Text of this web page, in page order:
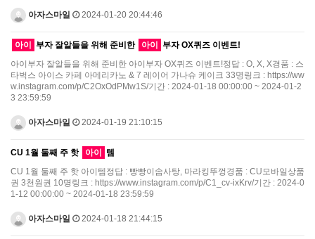
아자스마일 2024-01-20 20:44:46
아이 부자 잘알들을 위해 준비한 아이 부자 OX퀴즈 이벤트!
아이부자 잘알들을 위해 준비한 아이부자 OX퀴즈 이벤트!정답 : O, X, X경품 : 스
타벅스 아이스 카페 아메리카노 & 7 레이어 가나슈 케이크 33명링크 : https://ww
w.instagram.com/p/C2OxOdPMw1S/기간 : 2024-01-18 00:00:00 ~ 2024-01-2
3 23:59:59
아자스마일 2024-01-19 21:10:15
CU 1월 둘째 주 핫 아이 템
CU 1월 둘째 주 핫 아이템정답 : 빵빵이솜사탕, 마라킹뚜껑경품 : CU모바일상품
권 3천원권 10명링크 : https://www.instagram.com/p/C1_cv-ixKrv/기간 : 2024-0
1-12 00:00:00 ~ 2024-01-18 23:59:59
아자스마일 2024-01-18 21:44:15